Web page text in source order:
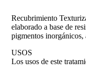
Recubrimiento
elaborado a base de
pigmentos inorgánicos,
USOS
Los usos de este